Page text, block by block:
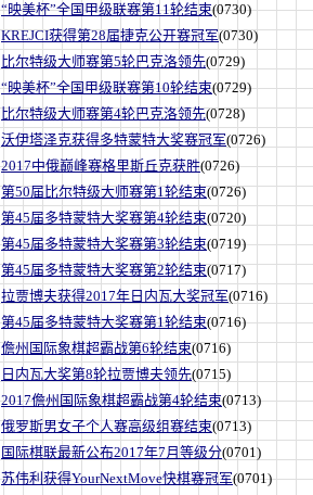
“映美杯”全国甲级联赛第11轮结束(0730)
KREJCI获得第28届捷克公开赛冠军(0730)
比尔特级大师赛第5轮巴克洛领先(0729)
“映美杯”全国甲级联赛第10轮结束(0729)
比尔特级大师赛第4轮巴克洛领先(0728)
沃伊塔泽克获得多特蒙特大奖赛冠军(0726)
2017中俄巅峰赛格里斯丘克获胜(0726)
第50届比尔特级大师赛第1轮结束(0726)
第45届多特蒙特大奖赛第4轮结束(0720)
第45届多特蒙特大奖赛第3轮结束(0719)
第45届多特蒙特大奖赛第2轮结束(0717)
拉贾博夫获得2017年日内瓦大奖冠军(0716)
第45届多特蒙特大奖赛第1轮结束(0716)
儋州国际象棋超霸战第6轮结束(0716)
日内瓦大奖第8轮拉贾博夫领先(0715)
2017儋州国际象棋超霸战第4轮结束(0713)
俄罗斯男女子个人赛高级组赛结束(0713)
国际棋联最新公布2017年7月等级分(0701)
苏伟利获得YourNextMove快棋赛冠军(0701)